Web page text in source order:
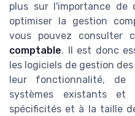
plus sur l'importance de
optimiser la gestion
vous pouvez consulter
comptable. Il est donc
les logiciels de gestion
leur fonctionnalité,
systèmes existants
spécificités et à la taille